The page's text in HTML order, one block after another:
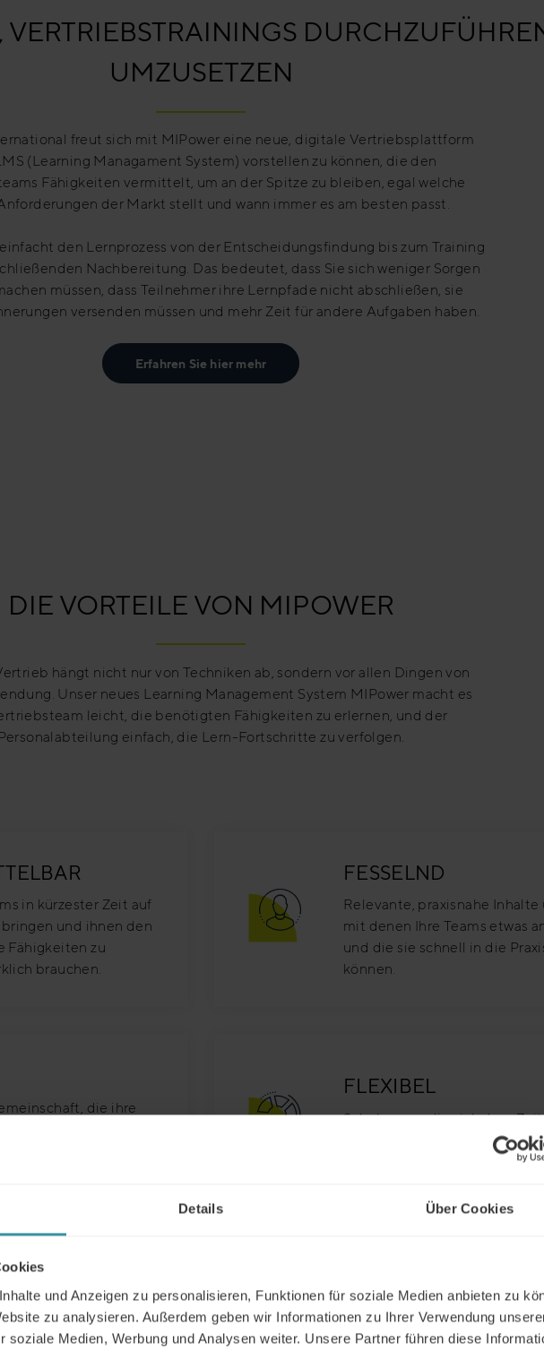
Details Über Cookies
und Anzeigen zu personalisieren, Funktionen für soziale Medien anbieten zu
zu analysieren. Außerdem geben wir Informationen zu Ihrer Verwendung
soziale Medien, Werbung und Analysen weiter. Unsere Partner führen diese
VERTRIEBSTRAININGS
UMZUSETZEN
freut sich mit MIPower eine neue, digitale Vertriebsplattform
(Learning Managament System) vorstellen zu können, die den
Fähigkeiten vermittelt, um an der Spitze zu bleiben, egal welche
der Markt stellt und wann immer es am besten passt.
den Lernprozess von der Entscheidungsfindung bis zum Training
Nachbereitung. Das bedeutet, dass Sie sich weniger Sorgen
müssen, dass Teilnehmer ihre Lernpfade nicht abschließen, sie
versenden müssen und mehr Zeit für andere Aufgaben haben.
Erfahren Sie hier mehr
DIE VORTEILE VON MIPOWER
hängt nicht nur von Techniken ab, sondern vor allen Dingen von
Unser neues Learning Management System MIPower macht es
leicht, die benötigten Fähigkeiten zu erlernen, und der
Personalabteilung einfach, die Lern-Fortschritte zu verfolgen.
in kürzester Zeit auf
und ihnen den
Fähigkeiten zu
brauchen.
FESSELND
Relevante, praxisnahe Inhalte
mit denen Ihre Teams etwas
und die sie schnell in die
können.
die ihre
anderen zu messen
FLEXIBEL
Schulungen, die sich dem
anpassen - von der 5-
bis zum strukturierten